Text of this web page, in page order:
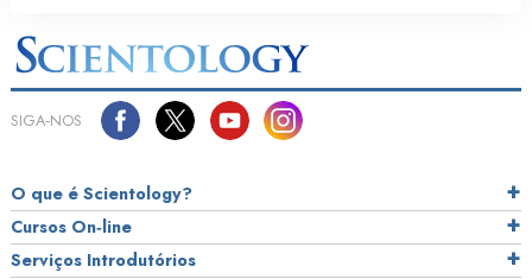
SIGA‑NOS
O que é Scientology?
Cursos On‑line
Serviços Introdutórios